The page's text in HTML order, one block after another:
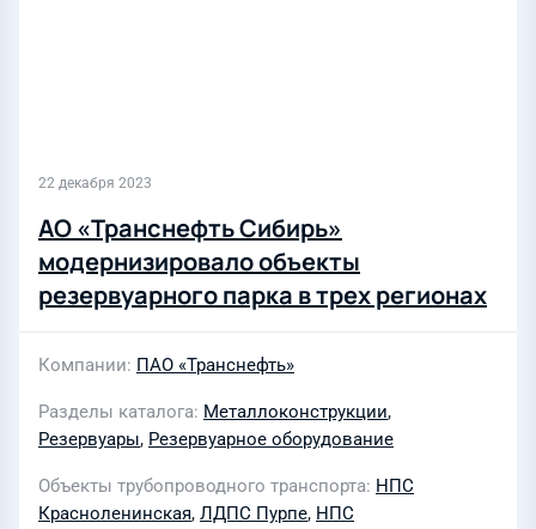
22 декабря 2023
АО «Транснефть Сибирь»
модернизировало объекты
резервуарного парка в трех регионах
Компании ПАО «Транснефть»
Разделы каталога Металлоконструкции,
Резервуары, Резервуарное оборудование
Объекты трубопроводного транспорта НПС
Красноленинская, ЛДПС Пурпе, НПС